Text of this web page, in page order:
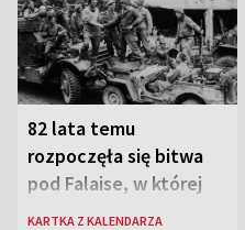
82 lata temu
rozpoczęła się bitwa
pod Falaise, w której
brała udział 1. Dywizja
KARTKA Z KALENDARZA